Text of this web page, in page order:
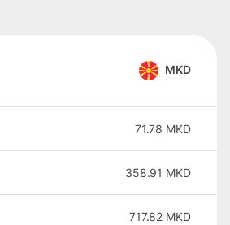
MKD
71.78 MKD
358.91 MKD
717.82 MKD